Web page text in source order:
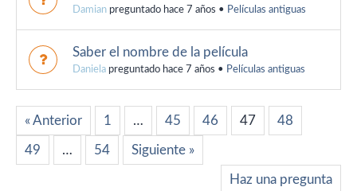
Damian preguntado hace 7 años • Películas antiguas
Saber el nombre de la película
Daniela preguntado hace 7 años • Películas antiguas
« Anterior 1 … 45 46 47 48
49 … 54 Siguiente »
Haz una pregunta